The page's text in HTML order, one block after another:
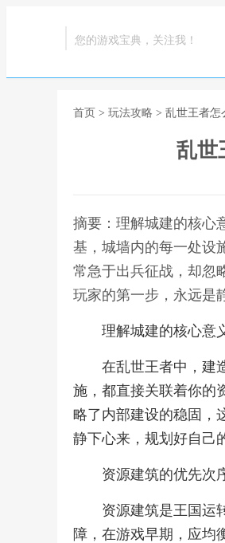
您的游戏宝典，关注我！
首页 > 玩法攻略 > 乱世王者怎
乱世
摘要：理解城建的核心
基，城墙内的每一处设
常急于出兵征战，却忽
玩家的第一步，永远是
理解城建的核心意
在乱世王者中，建
施，都直接关联着你的
略了内部建设的稳固，
静下心来，规划好自己
资源建筑的优先次
资源建筑是王国运
障，在游戏早期，应均